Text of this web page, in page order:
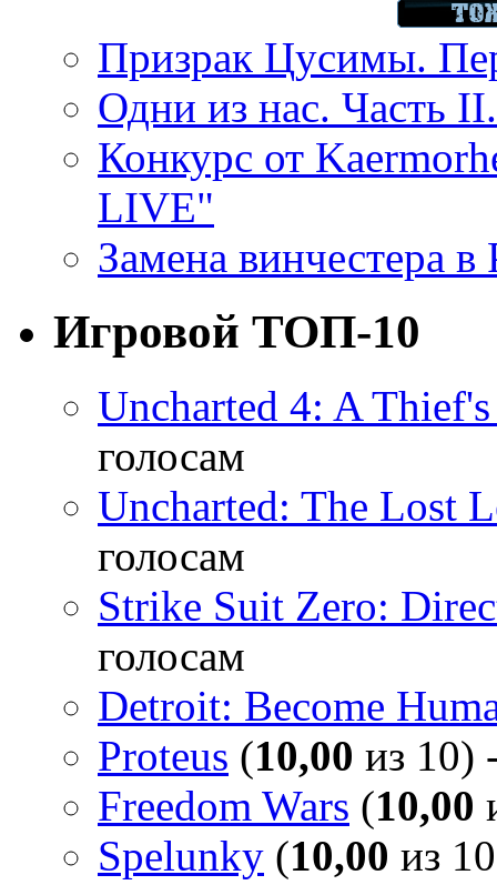
Призрак Цусимы.
Одни из нас. Часть
Конкурс от
LIVE"
Замена винчестера
Игровой ТОП-10
Uncharted 4: A
голосам
Uncharted: The Lost
голосам
Strike Suit Zero:
голосам
Detroit: Become
Proteus (10,00 из 10)
Freedom Wars (10,00
Spelunky (10,00 из